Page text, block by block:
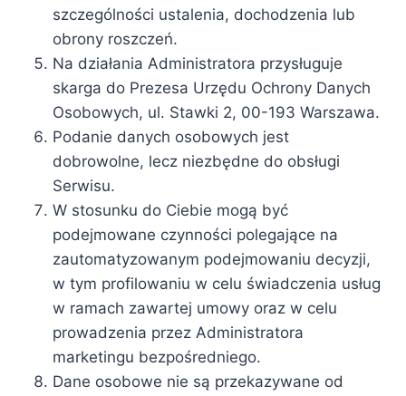
szczególności ustalenia, dochodzenia lub
obrony roszczeń.
Na działania Administratora przysługuje
skarga do Prezesa Urzędu Ochrony Danych
Osobowych, ul. Stawki 2, 00-193 Warszawa.
Podanie danych osobowych jest
dobrowolne, lecz niezbędne do obsługi
Serwisu.
W stosunku do Ciebie mogą być
podejmowane czynności polegające na
zautomatyzowanym podejmowaniu decyzji,
w tym profilowaniu w celu świadczenia usług
w ramach zawartej umowy oraz w celu
prowadzenia przez Administratora
marketingu bezpośredniego.
Dane osobowe nie są przekazywane od